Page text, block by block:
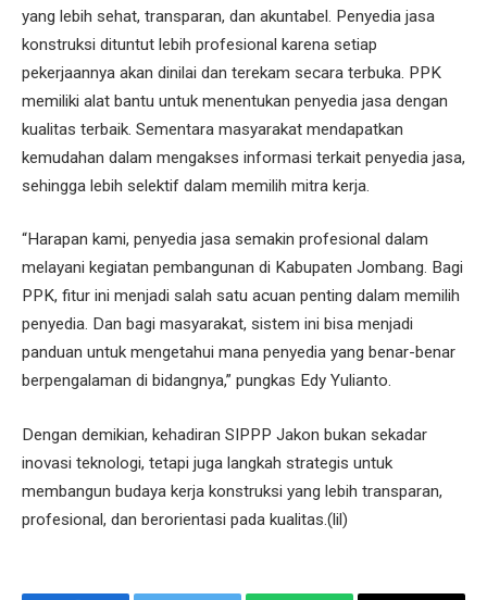
yang lebih sehat, transparan, dan akuntabel. Penyedia jasa
konstruksi dituntut lebih profesional karena setiap
pekerjaannya akan dinilai dan terekam secara terbuka. PPK
memiliki alat bantu untuk menentukan penyedia jasa dengan
kualitas terbaik. Sementara masyarakat mendapatkan
kemudahan dalam mengakses informasi terkait penyedia jasa,
sehingga lebih selektif dalam memilih mitra kerja.
“Harapan kami, penyedia jasa semakin profesional dalam
melayani kegiatan pembangunan di Kabupaten Jombang. Bagi
PPK, fitur ini menjadi salah satu acuan penting dalam memilih
penyedia. Dan bagi masyarakat, sistem ini bisa menjadi
panduan untuk mengetahui mana penyedia yang benar-benar
berpengalaman di bidangnya,” pungkas Edy Yulianto.
Dengan demikian, kehadiran SIPPP Jakon bukan sekadar
inovasi teknologi, tetapi juga langkah strategis untuk
membangun budaya kerja konstruksi yang lebih transparan,
profesional, dan berorientasi pada kualitas.(lil)